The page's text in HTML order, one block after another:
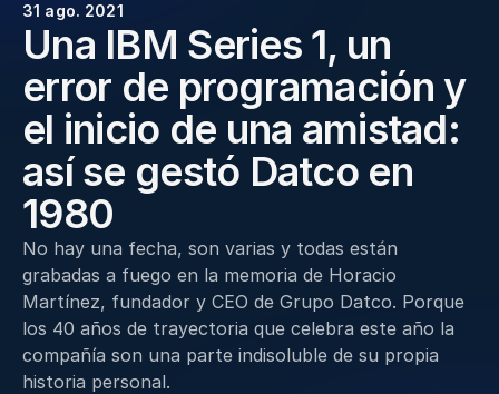
31 ago. 2021
Una IBM Series 1, un
error de programación y
el inicio de una amistad:
así se gestó Datco en
1980
No hay una fecha, son varias y todas están
grabadas a fuego en la memoria de Horacio
Martínez, fundador y CEO de Grupo Datco. Porque
los 40 años de trayectoria que celebra este año la
compañía son una parte indisoluble de su propia
historia personal.